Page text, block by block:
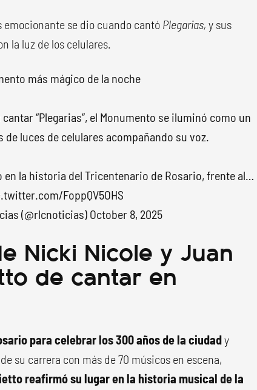
emocionante se dio cuando cantó Plegarias, y sus
la luz de los celulares.
más mágico de la noche
“Plegarias”, el Monumento se iluminó como un
luces de celulares acompañando su voz.
en la historia del Tricentenario de Rosario, frente al…
FoppQV5OHS
(@rlcnoticias) October 8, 2025
Nicki Nicole y Juan
de cantar en
para celebrar los 300 años de la ciudady
su carrera con más de 70 músicos en escena,
reafirmó su lugar en la historia musical de la